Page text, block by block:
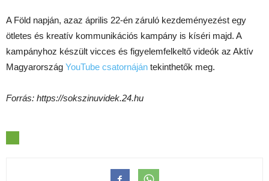
A Föld napján, azaz április 22-én záruló kezdeményezést egy
ötletes és kreatív kommunikációs kampány is kíséri majd. A
kampányhoz készült vicces és figyelemfelkeltő videók az Aktív
Magyarország YouTube csatornáján tekinthetők meg.
Forrás: https://sokszinuvidek.24.hu